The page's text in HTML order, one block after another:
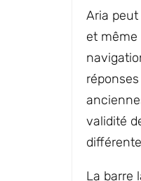
Aria
et même
validité
La barre